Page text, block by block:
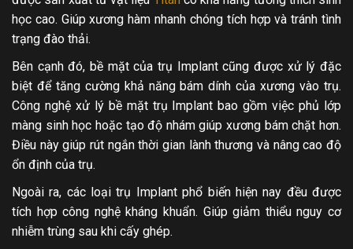
học cao. Giúp xương hàm nhanh chóng tích hợp và tránh tình
trạng đào thải.
Bên cạnh đó, bề mặt của trụ Implant cũng được xử lý đặc
biệt để tăng cường khả năng bám dính của xương vào trụ.
Công nghệ xử lý bề mặt trụ Implant bao gồm việc phủ lớp
màng sinh học hoặc tạo độ nhám giúp xương bám chặt hơn.
Điều này giúp rút ngắn thời gian lành thương và nâng cao độ
ổn định của trụ.
Ngoài ra, các loại trụ Implant phổ biến hiện nay đều được
tích hợp công nghệ kháng khuẩn. Giúp giảm thiểu nguy cơ
nhiễm trùng sau khi cấy ghép.